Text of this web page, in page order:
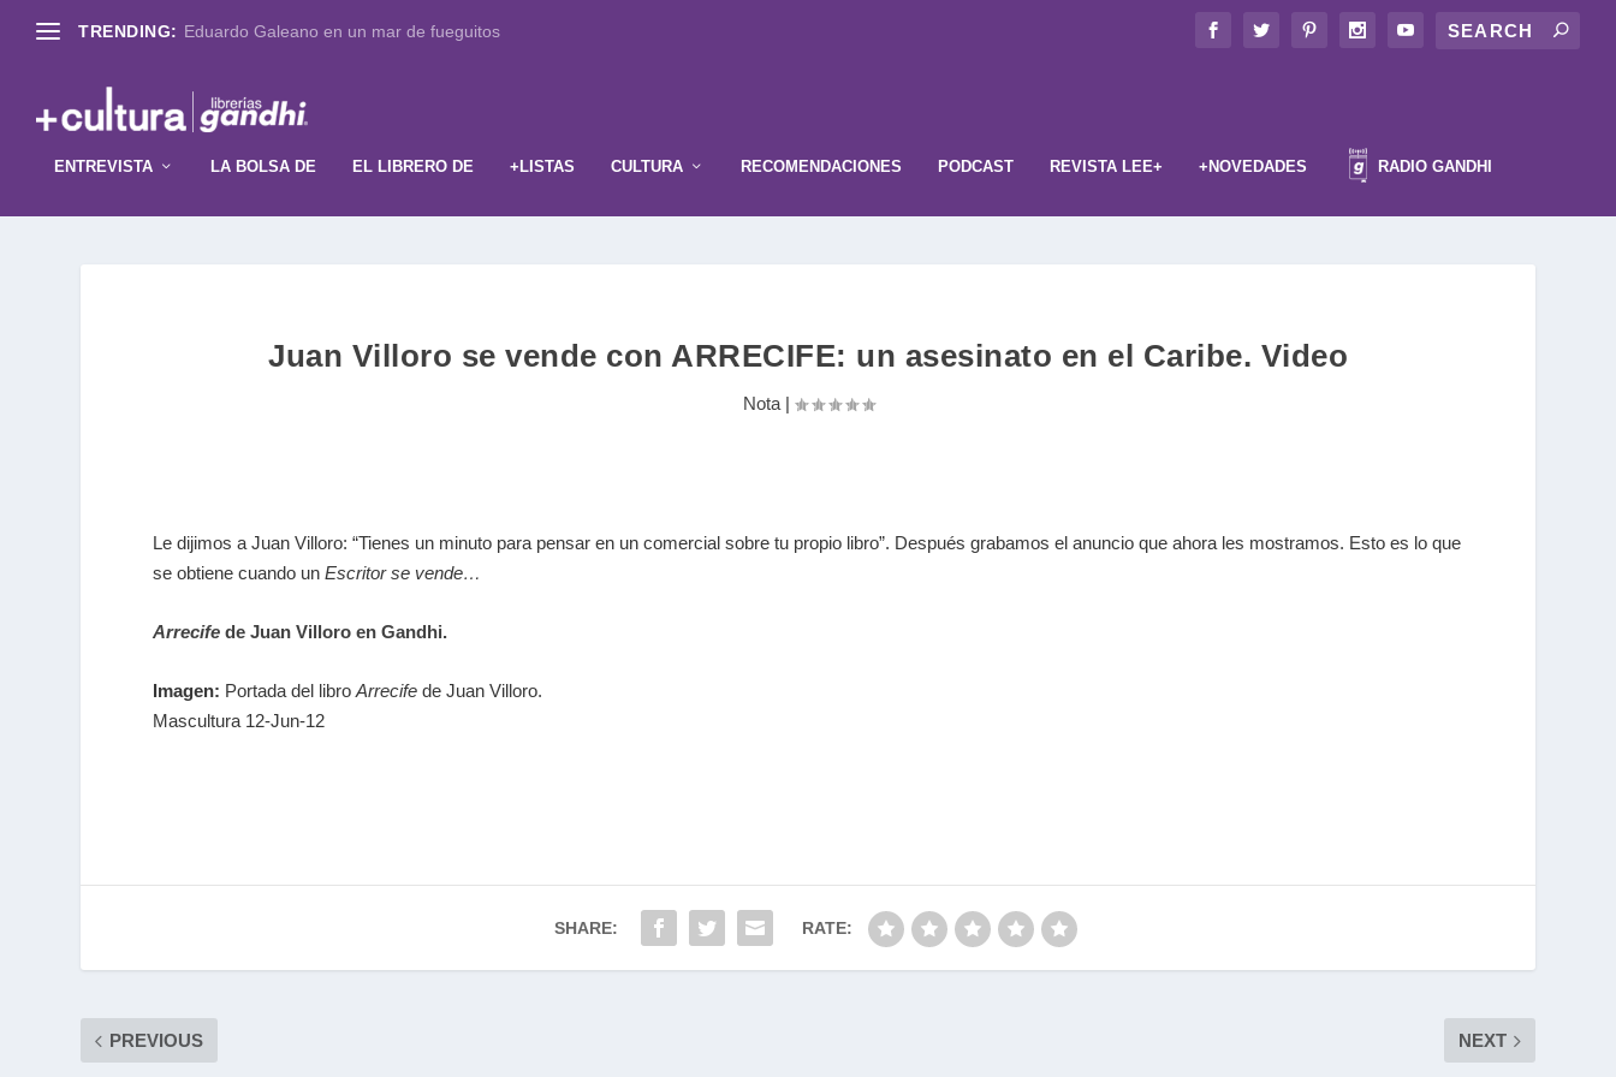
TRENDING: Eduardo Galeano en un mar de fueguitos
ENTREVISTA LA BOLSA DE EL LIBRERO DE +LISTAS CULTURA RECOMENDACIONES PODCAST REVISTA LEE+ +NOVEDADES RADIO GANDHI
Juan Villoro se vende con ARRECIFE: un asesinato en el Caribe. Video
Nota|
Le dijimos a Juan Villoro: “Tienes un minuto para pensar en un comercial sobre tu propio libro”. Después grabamos el anuncio que ahora les mostramos. Esto es lo que
se obtiene cuando unEscritor se vende…
Arrecifede Juan Villoro en Gandhi.
Imagen: Portada del libroArrecife de Juan Villoro.
Mascultura 12-Jun-12
SHARE: RATE:
PREVIOUS NEXT